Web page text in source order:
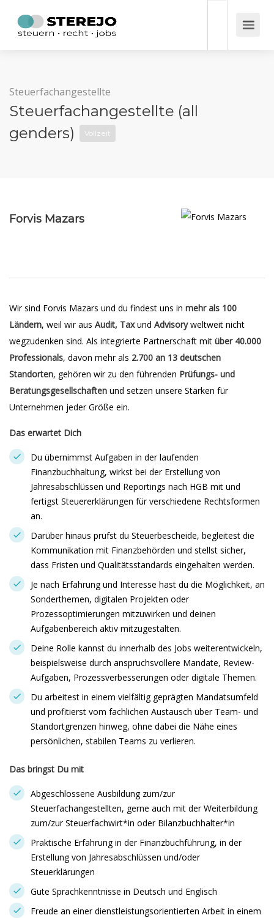
Steuerfachangestellte
Steuerfachangestellte (all
genders)
Vollzeit
Forvis Mazars
Wir sind Forvis Mazars und du findest uns in mehr als 100
Ländern, weil wir aus Audit, Taxund Advisoryweltweit nicht
wegzudenken sind. Als integrierte Partnerschaft mit über 40.000
Professionals, davon mehr als 2.700 an 13 deutschen
Standorten, gehören wir zu den führenden Prüfungs- und
Beratungsgesellschaften und setzen unsere Stärken für
Unternehmen jeder Größe ein.
Das erwartet Dich
Du übernimmst Aufgaben in der laufenden
Finanzbuchhaltung, wirkst bei der Erstellung von
Jahresabschlüssen und Reportings nach HGB mit und
fertigst Steuererklärungen für verschiedene Rechtsformen
an.
Darüber hinaus prüfst du Steuerbescheide, begleitest die
Kommunikation mit Finanzbehörden und stellst sicher,
dass Fristen und Qualitätsstandards eingehalten werden.
Je nach Erfahrung und Interesse hast du die Möglichkeit, an
Sonderthemen, digitalen Projekten oder
Prozessoptimierungen mitzuwirken und deinen
Aufgabenbereich aktiv mitzugestalten.
Deine Rolle kannst du innerhalb des Jobs weiterentwickeln,
beispielsweise durch anspruchsvollere Mandate, Review-
Aufgaben, Prozessverbesserungen oder digitale Themen.
Du arbeitest in einem vielfältig geprägten Mandatsumfeld
und profitierst vom fachlichen Austausch über Team- und
Standortgrenzen hinweg, ohne dabei die Nähe eines
persönlichen, stabilen Teams zu verlieren.
Das bringst Du mit
Abgeschlossene Ausbildung zum/zur
Steuerfachangestellten, gerne auch mit der Weiterbildung
zum/zur Steuerfachwirt*in oder Bilanzbuchhalter*in
Praktische Erfahrung in der Finanzbuchführung, in der
Erstellung von Jahresabschlüssen und/oder
Steuerklärungen
Gute Sprachkenntnisse in Deutsch und Englisch
Freude an einer dienstleistungsorientierten Arbeit in einem